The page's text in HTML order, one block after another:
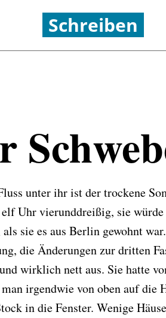
Schreiben
unter ihr ist der trockene
Uhr vierunddreißig, sie
sie es aus Berlin gewohnt
die Änderungen zur dritten
wirklich nett aus. Sie hatte
irgendwie von oben auf die
in die Fenster. Wenige